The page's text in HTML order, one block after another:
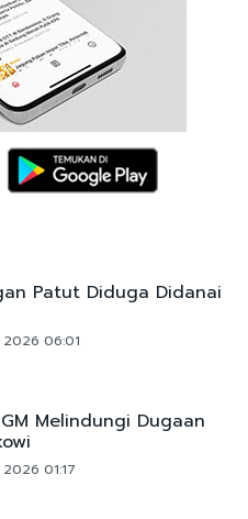
Patut Diduga Didanai
06:01
Melindungi Dugaan
01:17